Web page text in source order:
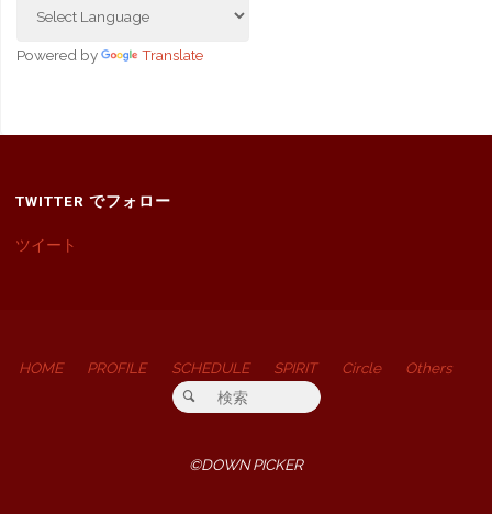
Powered by Translate
TWITTER でフォロー
ツイート
HOME PROFILE SCHEDULE SPIRIT Circle
Others
検索対象:
検索
©DOWN PICKER